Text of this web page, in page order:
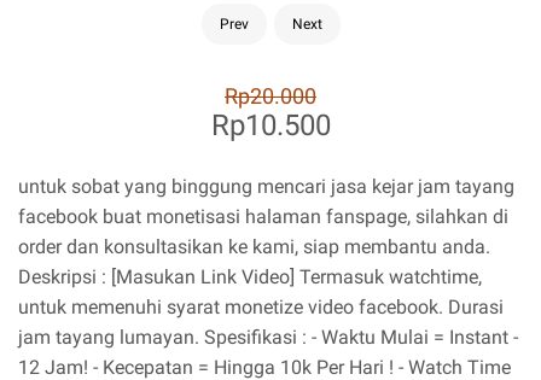
Prev Next
Rp20.000
Rp10.500
untuk sobat yang binggung mencari jasa kejar jam tayang
facebook buat monetisasi halaman fanspage, silahkan di
order dan konsultasikan ke kami, siap membantu anda.
Deskripsi : [Masukan Link Video] Termasuk watchtime,
untuk memenuhi syarat monetize video facebook. Durasi
jam tayang lumayan. Spesifikasi : - Waktu Mulai = Instant -
12 Jam! - Kecepatan = Hingga 10k Per Hari ! - Watch Time